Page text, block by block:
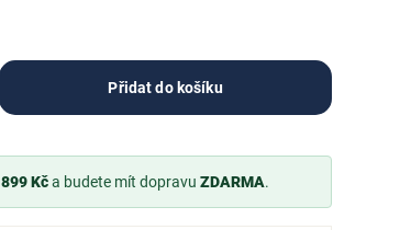
Přidat do košíku
899 Kča budete mít dopravu ZDARMA.